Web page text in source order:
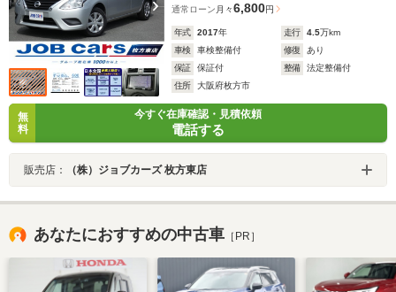
通常ローン 月々6,800円
年式 2017年 走行 4.5万km
車検
車検整備付 修復
あり
保証
保証付 整備
法定整備付
住所
大阪府枚方市
無
料
今すぐ在庫確認・見積依頼
電話する
販売店： （株）ジョブカーズ 枚方東店
あなたにおすすめの中古車 ［PR］